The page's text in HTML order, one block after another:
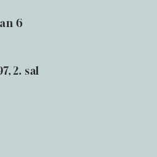
6
2. sal